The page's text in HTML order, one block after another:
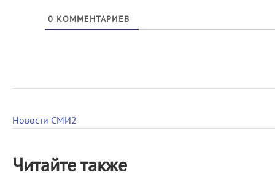
0 КОММЕНТАРИЕВ
Новости СМИ2
Читайте также